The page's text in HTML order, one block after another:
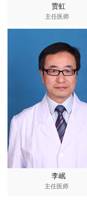
贾虹
主任医师
李岷
主任医师